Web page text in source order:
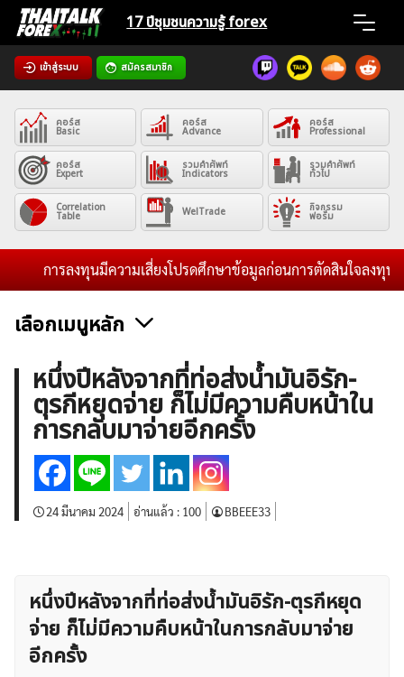
Skip
content
17 ปีชุมชนความรู้ forex
เข้าสู่ระบบ สมัครสมาชิก
Home
News
Articles
VPS Register
ค้นหา
สำหรับ:
คอร์ส
Basic
คอร์ส
Advance
คอร์ส
Professional
คอร์ส
Expert
รวมคำศัพท์
Indicators
รวมคำศัพท์
ทั่วไป
Correlation
Table WelTrade กิจกรรม
ฟอรั่ม
การลงทุนมีความเสี่ยงโปรดศึกษาข้อมูลก่อนการตัดสินใจลงทุน แล
เลือกเมนูหลัก
ข่าวฟอเร็กซ์และสกุลเงิน คริปโตเคอร์เรนซี
ฟรีซิกแนล รายวัน
บทวิเคราะห์
เศรษฐกิจทั่วไป ดัชนี-หุ้น
พันธบัตร
สินค้าโภคภัณฑ์
โบรกเกอร์ FX
โปรโมชั่น Forex
กองทุน Forex
ฟรี EA
หนึ่งปีหลังจากที่ท่อส่งน้ำมันอิรัก-
ตุรกีหยุดจ่าย ก็ไม่มีความคืบหน้าใน
การกลับมาจ่ายอีกครั้ง
24 มีนาคม 2024 อ่านแล้ว : 100 BBEEE33
หนึ่งปีหลังจากที่ท่อส่งน้ำมันอิรัก-ตุรกีหยุด
จ่าย ก็ไม่มีความคืบหน้าในการกลับมาจ่าย
อีกครั้ง